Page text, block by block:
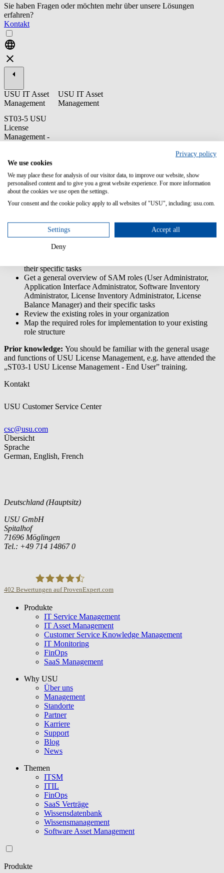
Sie haben Fragen oder möchten mehr über unsere Lösungen
erfahren?
Kontakt
USU IT Asset
Management
ST03-5 USU
License
Management -
USU IT Asset
Management
This training gives you an overview of all operative and supporting
roles of a SAM team and describes the activities of the core roles.
After the theory, we discuss how this concept can be implemented
into your organization/SAM team and who will take over the
specific roles and corresponding tasks.
Content/Learning Objectives:
Get a general overview of coordinator roles (SAM Service
Coordinator, Application Interface Coordinator, Software
their specific tasks
Get a general overview of SAM roles (User Administrator,
Application Interface Administrator, Software Inventory
Administrator, License Inventory Administrator, License
Balance Manager) and their specific tasks
Review the existing roles in your organization
Map the required roles for implementation to your existing
role structure
Prior knowledge: You should be familiar with the general usage
and functions of USU License Management, e.g. have attended the
„ST03-1 USU License Management - End User” training.
Kontakt
USU Customer Service Center
csc@usu.com
Übersicht
Sprache
German, English, French
Deutschland (Hauptsitz)
USU GmbH
Spitalhof
71696 Möglingen
Tel.: +49 714 14867 0
USU GmbH
402 Bewertungen auf ProvenExpert.com
Produkte
IT Service Management
IT Asset Management
Customer Service Knowledge Management
IT Monitoring
FinOps
SaaS Management
Why USU
Über uns
Management
Standorte
Partner
Karriere
Support
Blog
News
Themen
ITSM
ITIL
FinOps
SaaS Verträge
Wissensdatenbank
Wissensmanagement
Software Asset Management
Produkte
Privacy policy
We use cookies
We may place these for analysis of our visitor data, to improve our website, show
personalised content and to give you a great website experience. For more information
about the cookies we use open the settings.
Your consent and the cookie policy apply to all websites of "USU", including: usu.com.
Settings Accept all
Deny